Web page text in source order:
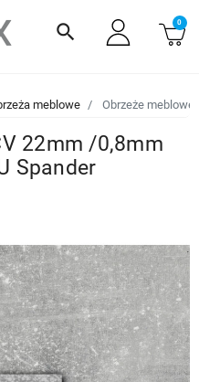
search 0
meblowe Obrzeże meblowe
22mm /0,8mm
Spander